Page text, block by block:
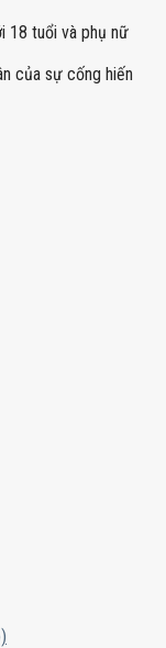
18 tuổi và phụ nữ
của sự cống hiến